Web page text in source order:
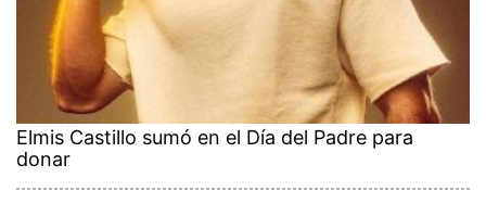
Elmis Castillo sumó en el Día del Padre para
donar